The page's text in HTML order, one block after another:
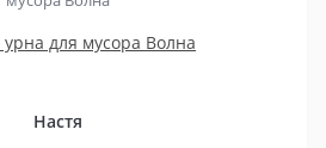
для мусора Волна
Настя